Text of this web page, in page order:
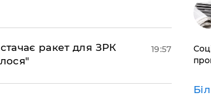
ракет для ЗРК
19:57